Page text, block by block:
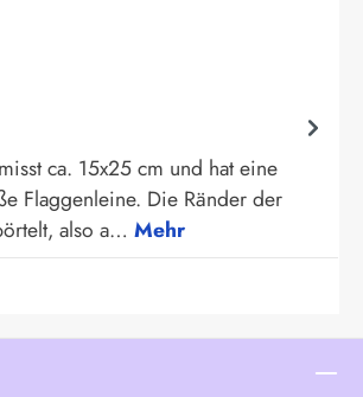
ca. 15x25 cm und hat eine
Flaggenleine. Die Ränder der
also a… Mehr